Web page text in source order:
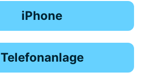
iPhone
Telefonanlage